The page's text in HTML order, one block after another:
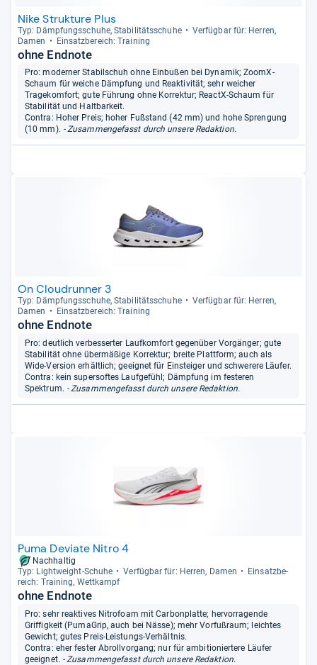
Nike Strukture Plus
Typ: Dämp­fungs­schuhe, Sta­bi­li­täts­schuhe
Ver­füg­bar für: Her­ren,
Damen
Ein­satz­be­reich: Trai­ning
ohne Endnote
Pro: moderner Stabilschuh ohne Einbußen bei Dynamik; ZoomX-
Schaum für weiche Dämpfung und Reaktivität; sehr weicher
Tragekomfort; gute Führung ohne Korrektur; ReactX-Schaum für
Stabilität und Haltbarkeit.
Contra: Hoher Preis; hoher Fußstand (42 mm) und hohe Sprengung
(10 mm). - Zusammengefasst durch unsere Redaktion.
On Cloudrunner 3
Typ: Dämp­fungs­schuhe, Sta­bi­li­täts­schuhe
Ver­füg­bar für: Her­ren,
Damen
Ein­satz­be­reich: Trai­ning
ohne Endnote
Pro: deutlich verbesserter Laufkomfort gegenüber Vorgänger; gute
Stabilität ohne übermäßige Korrektur; breite Plattform; auch als
Wide-Version erhältlich; geeignet für Einsteiger und schwerere Läufer.
Contra: kein supersoftes Laufgefühl; Dämpfung im festeren
Spektrum. - Zusammengefasst durch unsere Redaktion.
Puma Deviate Nitro 4
Nachhaltig
Typ: Light­weight-​Schuhe
Ver­füg­bar für: Her­ren, Damen
Ein­satz­be­
reich: Trai­ning, Wett­kampf
ohne Endnote
Pro: sehr reaktives Nitrofoam mit Carbonplatte; hervorragende
Griffigkeit (PumaGrip, auch bei Nässe); mehr Vorfußraum; leichtes
Gewicht; gutes Preis-Leistungs-Verhältnis.
Contra: eher fester Abrollvorgang; nur für ambitioniertere Läufer
geeignet. - Zusammengefasst durch unsere Redaktion.